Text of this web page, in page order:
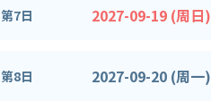
第7日 2027-09-19 (周日)
第8日 2027-09-20 (周一)